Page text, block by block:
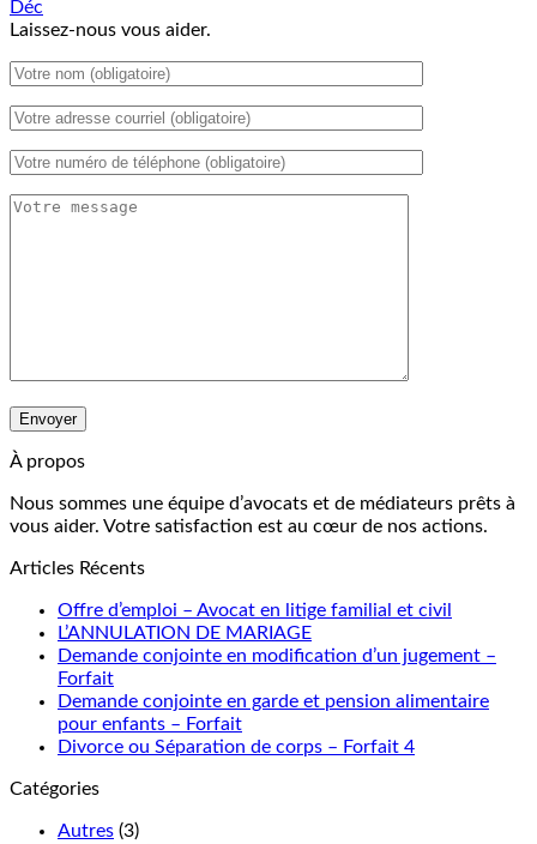
Déc
Laissez-nous vous aider.
À propos
Nous sommes une équipe d’avocats et de médiateurs prêts à
vous aider. Votre satisfaction est au cœur de nos actions.
Articles Récents
Offre d’emploi – Avocat en litige familial et civil
L’ANNULATION DE MARIAGE
Demande conjointe en modification d’un jugement –
Forfait
Demande conjointe en garde et pension alimentaire
pour enfants – Forfait
Divorce ou Séparation de corps – Forfait 4
Catégories
Autres (3)